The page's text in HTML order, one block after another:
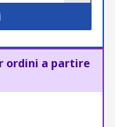
ordini a partire